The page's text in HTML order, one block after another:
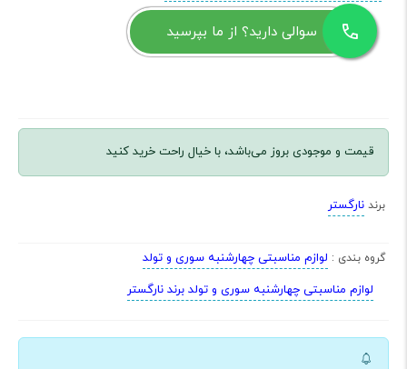
سوالی دارید؟ از ما بپرسید
قیمت و موجودی بروز می‌باشد، با خیال راحت خرید کنید
برند نارگستر
گروه بندی : لوازم مناسبتی چهارشنبه سوری و تولد
لوازم مناسبتی چهارشنبه سوری و تولد برند نارگستر